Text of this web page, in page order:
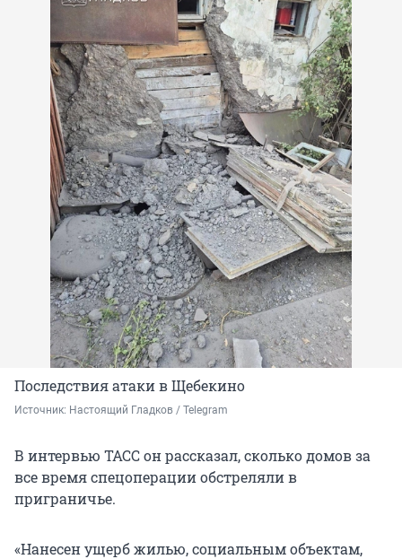
Последствия атаки в Щебекино
Источник: Настоящий Гладков / Telegram
В интервью ТАСС он рассказал, сколько домов за
все время спецоперации обстреляли в
приграничье.
«Нанесен ущерб жилью, социальным объектам,